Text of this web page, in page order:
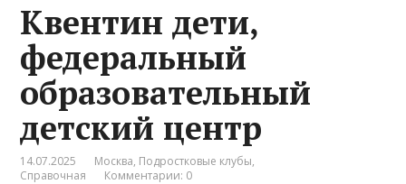
Квентин дети,
федеральный
образовательный
детский центр
14.07.2025 Москва, Подростковые клубы,
Справочная
Комментарии: 0